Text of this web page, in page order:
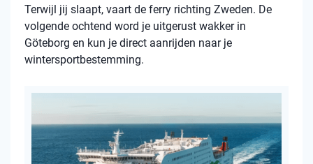
Terwijl jij slaapt, vaart de ferry richting Zweden. De
volgende ochtend word je uitgerust wakker in
Göteborg en kun je direct aanrijden naar je
wintersportbestemming.